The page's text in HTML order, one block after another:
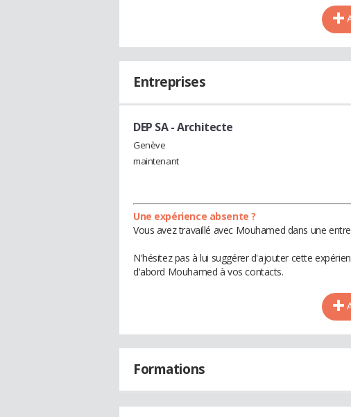
Entreprises
DEP SA- Architecte
Genève
maintenant
Une expérience absente ?
Vous avez travaillé avec Mouhamed dans une
N'hésitez pas à lui suggérer d'ajouter cette
d'abord Mouhamed à vos contacts.
Formations